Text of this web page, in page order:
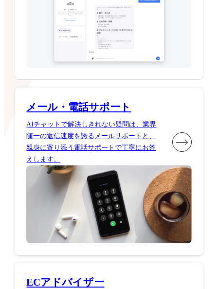
メール・電話サポート
AIチャットで解決しきれない疑問は、業界
随一の返信速度を誇るメールサポートと、
親身に寄り添う電話サポートで丁寧にお答
えします。
ECアドバイザー